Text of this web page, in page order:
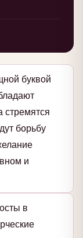
буквой
стремятся
борьбу
и
в